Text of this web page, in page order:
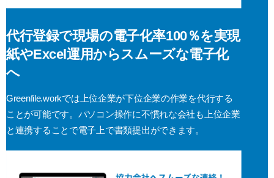
代行登録で現場の電子化率100％を実現
紙やExcel運用からスムーズな電子化
へ
Greenfile.workでは上位企業が下位企業の作業を代行する
ことが可能です。パソコン操作に不慣れな会社も上位企業
と連携することで電子上で書類提出ができます。